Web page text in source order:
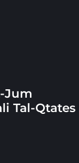
Jum
Tal-Qtates